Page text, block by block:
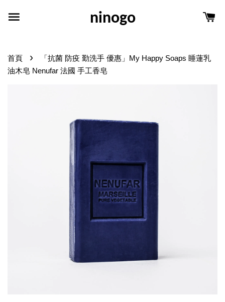
ninogo
首頁 ›
「抗菌 防疫 勤洗手 優惠」My Happy Soaps 睡蓮乳
油木皂 Nenufar 法國 手工香皂